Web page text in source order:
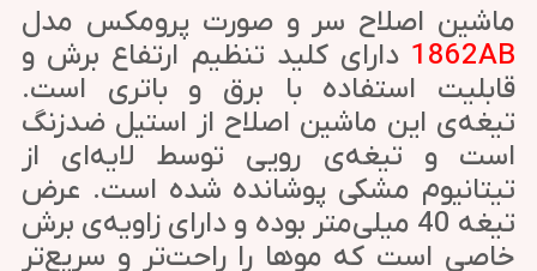
ماشین اصلاح سر و صورت پرومکس مدل
1862AB دارای کلید تنظیم ارتفاع برش و
قابلیت استفاده با برق و باتری است.
تیغه‌ی این ماشین اصلاح از استیل ضدزنگ
است و تیغه‌ی رویی توسط لایه‌ای از
تیتانیوم مشکی پوشانده شده است. عرض
تیغه 40 میلی‌متر بوده و دارای زاویه‌ی برش
خاصی است که موها را راحت‌تر و سریع‌تر